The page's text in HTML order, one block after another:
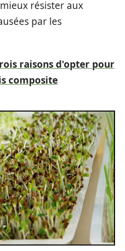
résister aux
par les
raisons d'opter pour
composite